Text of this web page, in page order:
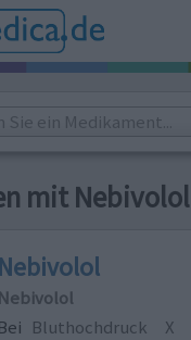
Sie ein Medikament...
mit Nebivolol
Nebivolol
Nebivolol
Bei Bluthochdruck X